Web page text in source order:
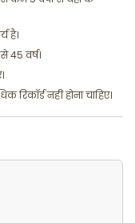
है।
45 वर्ष।
नहीं होना चाहिए।